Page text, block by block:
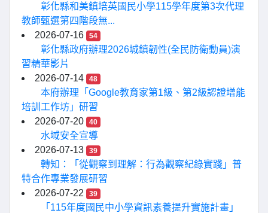
彰化縣和美鎮培英國民小學115學年度第3次代理
教師甄選第四階段無...
2026-07-16
54
彰化縣政府辦理2026城鎮韌性(全民防衛動員)演
習精華影片
2026-07-14
48
本府辦理「Google教育家第1級、第2級認證增能
培訓工作坊」研習
2026-07-20
40
水域安全宣導
2026-07-13
39
轉知：「從觀察到理解：行為觀察紀錄實踐」普
特合作專業發展研習
2026-07-22
39
「115年度國民中小學資訊素養提升實施計畫」